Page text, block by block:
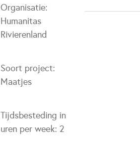
Organisatie:
Humanitas
Rivierenland
Soort project:
Maatjes
Tijdsbesteding in
uren per week: 2